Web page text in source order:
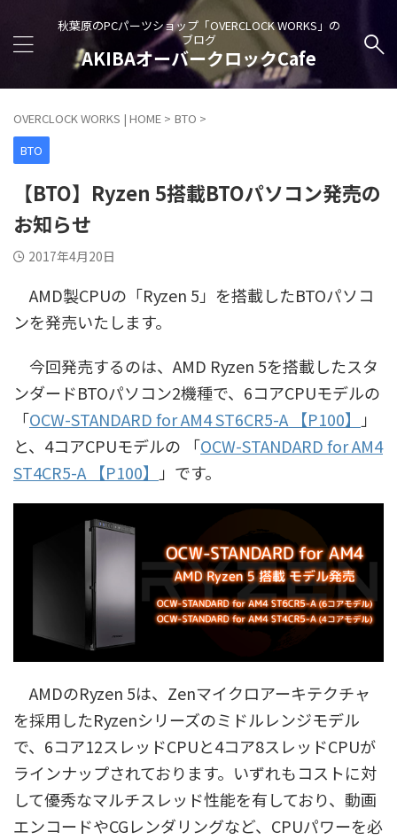
秋葉原のPCパーツショップ「OVERCLOCK WORKS」の
ブログ
AKIBAオーバークロックCafe
OVERCLOCK WORKS | HOME > BTO >
BTO
【BTO】Ryzen 5搭載BTOパソコン発売の
お知らせ
2017年4月20日
AMD製CPUの「Ryzen 5」を搭載したBTOパソコ
ンを発売いたします。
今回発売するのは、AMD Ryzen 5を搭載したスタ
ンダードBTOパソコン2機種で、6コアCPUモデルの
「OCW-STANDARD for AM4 ST6CR5-A 【P100】
」
と、4コアCPUモデルの 「OCW-STANDARD for AM4
ST4CR5-A 【P100】
」です。
AMDのRyzen 5は、Zenマイクロアーキテクチャ
を採用したRyzenシリーズのミドルレンジモデル
で、6コア12スレッドCPUと4コア8スレッドCPUが
ラインナップされております。いずれもコストに対
して優秀なマルチスレッド性能を有しており、動画
エンコードやCGレンダリングなど、CPUパワーを必